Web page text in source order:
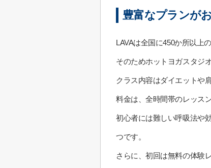
豊富なプランが
LAVAは全国に450か所以上
そのためホットヨガスタジ
クラス内容はダイエットや
料金は、全時間帯のレッス
初心者には難しい呼吸法や
つです。
さらに、初回は無料の体験